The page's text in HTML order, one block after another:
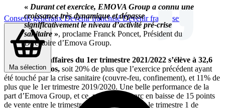
Conseils générauxDevenir franchiséDevenir franchiseur
Ma sélection
« Durant cet exercice, EMOVA Group a connu une
croissance très dynamique et dépasse
significativement le niveau d’activité pré-crise
sanitaire », proclame Franck Poncet, Président du
Directoire d’Emova Group.
volume d’affaires du 1er trimestre 2021/2022 s’élève à 32,6
millions d’euros, soit 20% de plus que l’exercice précédent ayant
été touché par la crise sanitaire (couvre-feu, confinement), et 11% de
plus que le 1er trimestre 2019/2020. Une belle performance de la
part d’Emova Group, et ce, malgré leur parc en baisse de 15 points
de vente entre le trimestre 1 de 2020/2021, et le trimestre 1 de